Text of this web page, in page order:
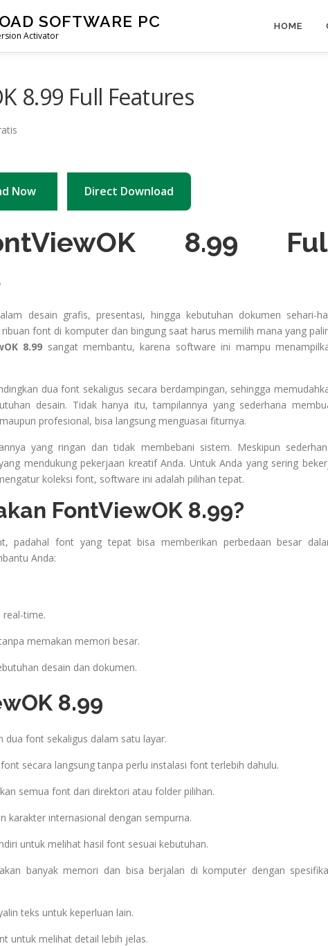
SOFTWARE PC
Activator
HOME
8.99 Full Features
Now Direct Download
8.99
desain grafis, presentasi, hingga kebutuhan dokumen sehari-
font di komputer dan bingung saat harus memilih mana yang
8.99 sangat membantu, karena software ini mampu
dua font sekaligus secara berdampingan, sehingga
desain. Tidak hanya itu, tampilannya yang sederhana
profesional, bisa langsung menguasai fiturnya.
yang ringan dan tidak membebani sistem. Meskipun
mendukung pekerjaan kreatif Anda. Untuk Anda yang sering
koleksi font, software ini adalah pilihan tepat.
FontViewOK 8.99?
padahal font yang tepat bisa memberikan perbedaan besar
Anda:
time.
memakan memori besar.
desain dan dokumen.
8.99
dua font sekaligus dalam satu layar.
secara langsung tanpa perlu instalasi font terlebih dahulu.
semua font dari direktori atau folder pilihan.
karakter internasional dengan sempurna.
untuk melihat hasil font sesuai kebutuhan.
banyak memori dan bisa berjalan di komputer dengan
teks untuk keperluan lain.
untuk melihat detail lebih jelas.